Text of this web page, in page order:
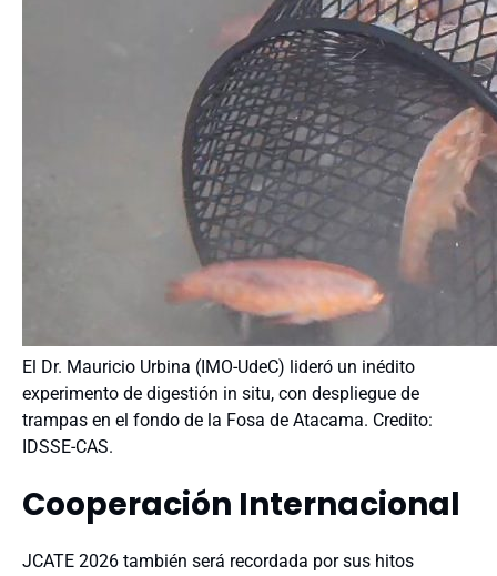
El Dr. Mauricio Urbina (IMO-UdeC) lideró un inédito
experimento de digestión in situ, con despliegue de
trampas en el fondo de la Fosa de Atacama. Credito:
IDSSE-CAS.
Cooperación Internacional
JCATE 2026 también será recordada por sus hitos